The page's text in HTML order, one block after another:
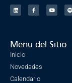
Menu del Sitio
Inicio
Novedades
Calendario